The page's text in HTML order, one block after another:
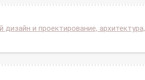
и проектирование, архитектура,